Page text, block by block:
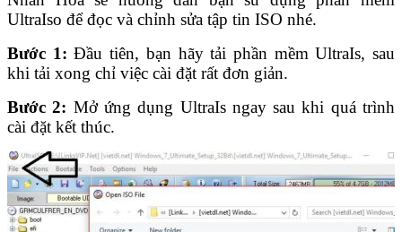
UltraIso để đọc và chỉnh sửa tập tin ISO nhé.
Bước 1:Đầu tiên, bạn hãy tải phần mềm UltraIs, sau
khi tải xong chỉ việc cài đặt rất đơn giản.
Bước 2: Mở ứng dụng UltraIs ngay sau khi quá trình
cài đặt kết thúc.